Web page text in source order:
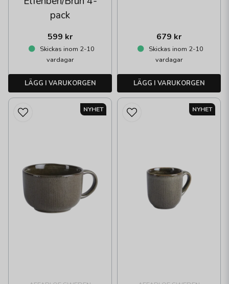
pack
599 kr
Skickas inom 2-10
vardagar
LÄGG I VARUKORGEN
679 kr
Skickas inom 2-10
vardagar
LÄGG I VARUKORGEN
NYHET NYHET